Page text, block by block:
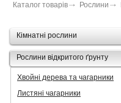
Каталог товарів Рослини
Кімнатні рослини
Рослини відкритого ґрунту
Хвойні дерева та чагарники
Листяні чагарники